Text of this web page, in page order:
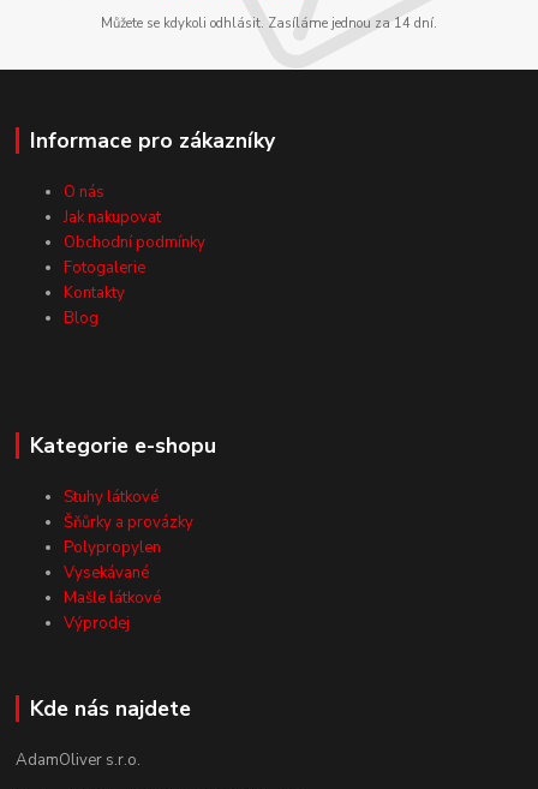
Můžete se kdykoli odhlásit. Zasíláme jednou za 14 dní.
Informace pro zákazníky
O nás
Jak nakupovat
Obchodní podmínky
Fotogalerie
Kontakty
Blog
Kategorie e-shopu
Stuhy látkové
Šňůrky a provázky
Polypropylen
Vysekávané
Mašle látkové
Výprodej
Kde nás najdete
AdamOliver s.r.o.